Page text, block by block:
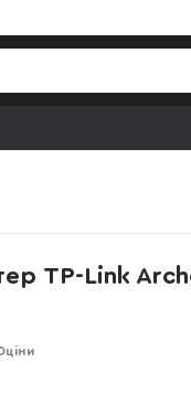
TP-Link